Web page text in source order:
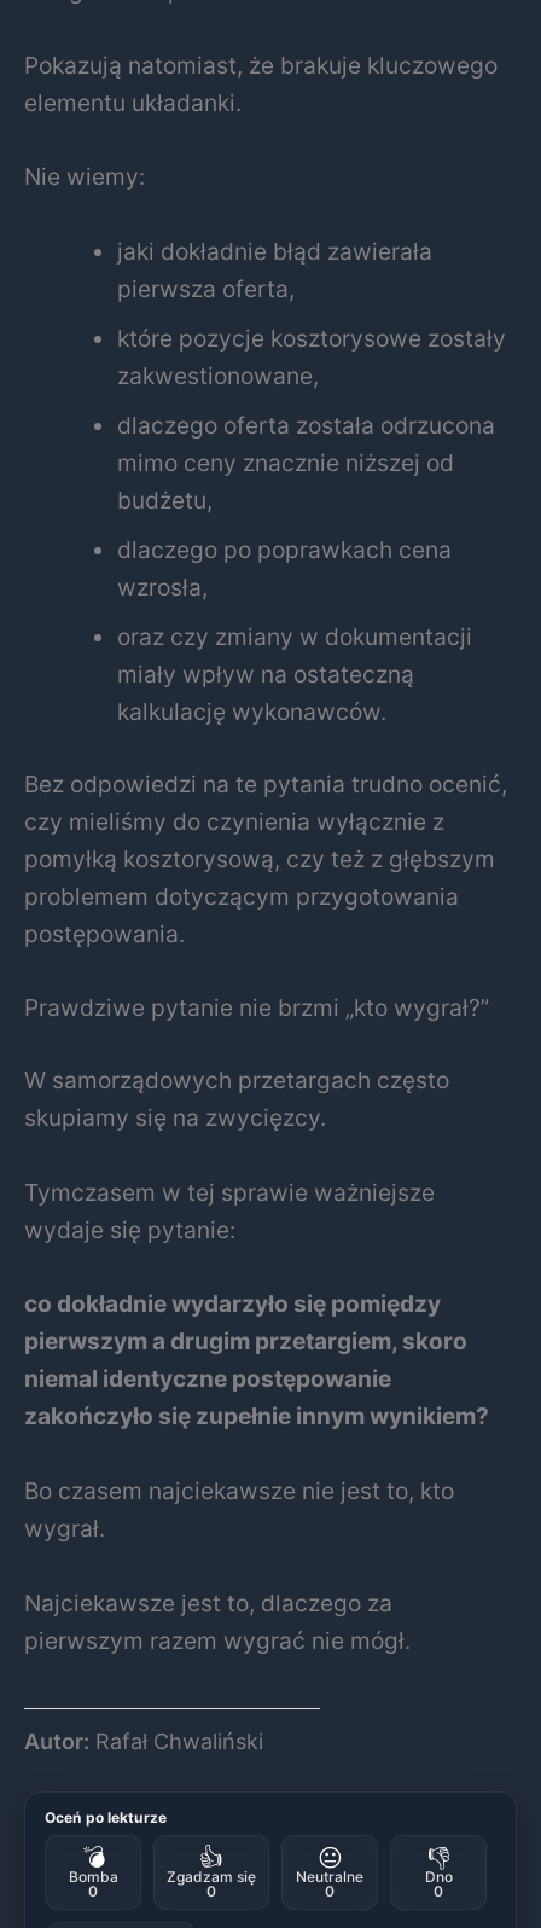
Pokazują natomiast, że brakuje kluczowego
elementu układanki.
Nie wiemy:
jaki dokładnie błąd zawierała
pierwsza oferta,
które pozycje kosztorysowe zostały
zakwestionowane,
dlaczego oferta została odrzucona
mimo ceny znacznie niższej od
budżetu,
dlaczego po poprawkach cena
wzrosła,
oraz czy zmiany w dokumentacji
miały wpływ na ostateczną
kalkulację wykonawców.
Bez odpowiedzi na te pytania trudno ocenić,
czy mieliśmy do czynienia wyłącznie z
pomyłką kosztorysową, czy też z głębszym
problemem dotyczącym przygotowania
postępowania.
Prawdziwe pytanie nie brzmi „kto wygrał?”
W samorządowych przetargach często
skupiamy się na zwycięzcy.
Tymczasem w tej sprawie ważniejsze
wydaje się pytanie:
co dokładnie wydarzyło się pomiędzy
pierwszym a drugim przetargiem, skoro
niemal identyczne postępowanie
zakończyło się zupełnie innym wynikiem?
Bo czasem najciekawsze nie jest to, kto
wygrał.
Najciekawsze jest to, dlaczego za
pierwszym razem wygrać nie mógł.
Autor: Rafał Chwaliński
Oceń po lekturze
💣
Bomba
0
👍
Zgadzam się
0
😐
Neutralne
0
👎
Dno
0